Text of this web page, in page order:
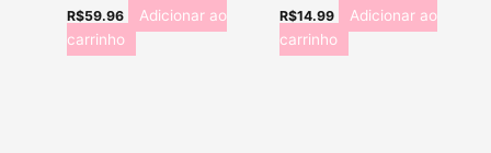
R$59.96
Adicionar ao
carrinho
R$14.99
Adicionar ao
carrinho